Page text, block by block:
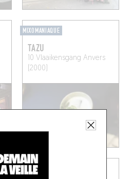
MIXOMANIAQUE
TAZU
10 Vlaaikensgang Anvers
(2000)
BAR-BAR